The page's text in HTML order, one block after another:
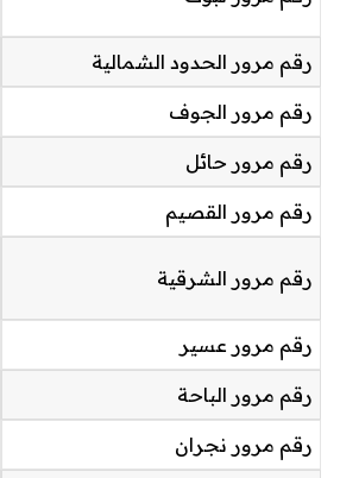
رقم مرور الحدود الشمالية
رقم مرور الجوف
رقم مرور حائل
رقم مرور القصيم
رقم مرور الشرقية
رقم مرور عسير
رقم مرور الباحة
رقم مرور نجران